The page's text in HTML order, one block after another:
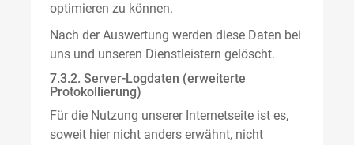
optimieren zu können.
Nach der Auswertung werden diese Daten bei
uns und unseren Dienstleistern gelöscht.
7.3.2. Server-Logdaten (erweiterte
Protokollierung)
Für die Nutzung unserer Internetseite ist es,
soweit hier nicht anders erwähnt, nicht